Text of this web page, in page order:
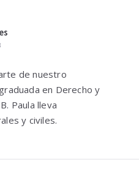
de nuestro
en Derecho y
Paula lleva
y civiles.